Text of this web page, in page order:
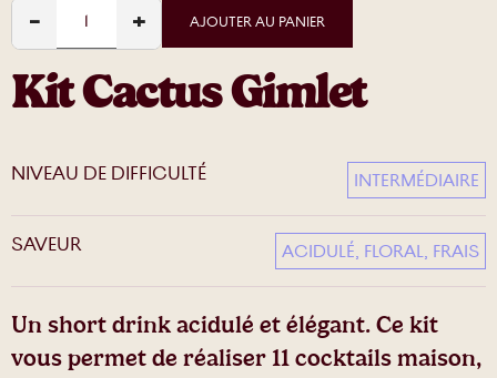
− + AJOUTER AU PANIER
Kit Cactus Gimlet
NIVEAU DE DIFFICULTÉ INTERMÉDIAIRE
SAVEUR ACIDULÉ, FLORAL, FRAIS
Un short drink acidulé et élégant. Ce kit
vous permet de réaliser 11 cocktails maison,